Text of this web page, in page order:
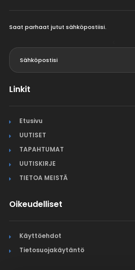
Saat parhaat jutut sähköpostiisi.
Linkit
Etusivu
UUTISET
TAPAHTUMAT
UUTISKIRJE
TIETOA MEISTÄ
Oikeudelliset
Käyttöehdot
Tietosuojakäytäntö